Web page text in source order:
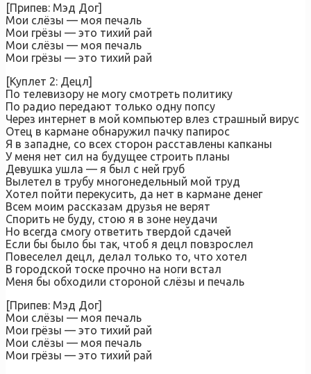
[Припев: Мэд Дог]
Мои слёзы — моя печаль
Мои грёзы — это тихий рай
Мои слёзы — моя печаль
Мои грёзы — это тихий рай
[Куплет 2: Децл]
По телевизору не могу смотреть политику
По радио передают только одну попсу
Через интернет в мой компьютер влез страшный вирус
Отец в кармане обнаружил пачку папирос
Я в западне, со всех сторон расставлены капканы
У меня нет сил на будущее строить планы
Девушка ушла — я был с ней груб
Вылетел в трубу многонедельный мой труд
Хотел пойти перекусить, да нет в кармане денег
Всем моим рассказам друзья не верят
Спорить не буду, стою я в зоне неудачи
Но всегда смогу ответить твердой сдачей
Если бы было бы так, чтоб я децл повзрослел
Повеселел децл, делал только то, что хотел
В городской тоске прочно на ноги встал
Меня бы обходили стороной слёзы и печаль
[Припев: Мэд Дог]
Мои слёзы — моя печаль
Мои грёзы — это тихий рай
Мои слёзы — моя печаль
Мои грёзы — это тихий рай